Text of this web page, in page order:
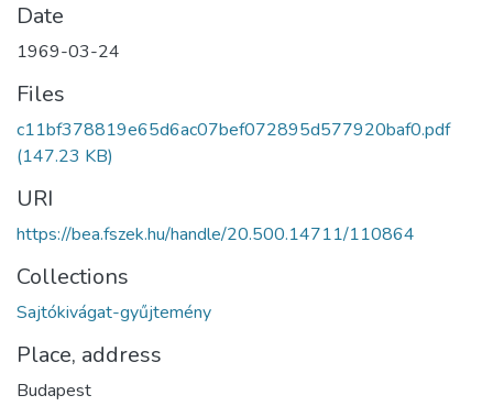
Date
1969-03-24
Files
c11bf378819e65d6ac07bef072895d577920baf0.pdf
(147.23 KB)
URI
https://bea.fszek.hu/handle/20.500.14711/110864
Collections
Sajtókivágat-gyűjtemény
Place, address
Budapest